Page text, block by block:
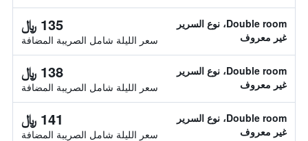
Double room، نوع السرير
غير معروف
135 ﷼
سعر الليلة شامل الصريبة المضافة
Double room، نوع السرير
غير معروف
138 ﷼
سعر الليلة شامل الصريبة المضافة
Double room، نوع السرير
غير معروف
141 ﷼
سعر الليلة شامل الصريبة المضافة